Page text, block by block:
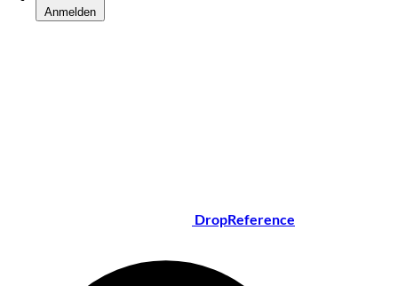
Anmelden
DropReference